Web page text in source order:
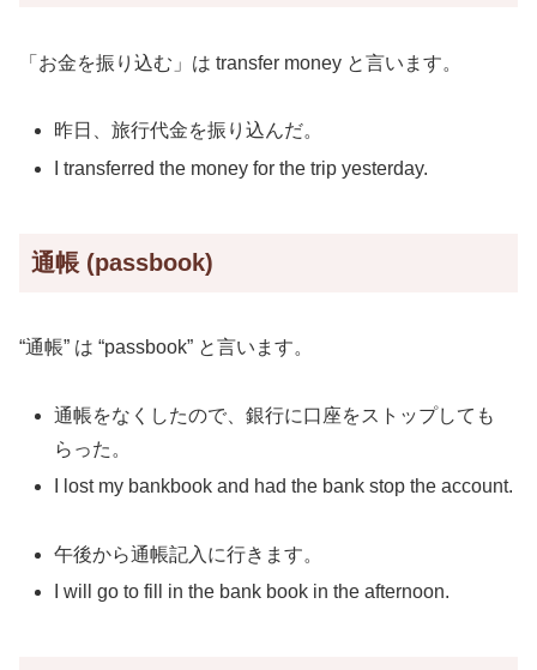
「お金を振り込む」は transfer money と言います。
昨日、旅行代金を振り込んだ。
I transferred the money for the trip yesterday.
通帳 (passbook)
“通帳” は “passbook” と言います。
通帳をなくしたので、銀行に口座をストップしても
らった。
I lost my bankbook and had the bank stop the account.
午後から通帳記入に行きます。
I will go to fill in the bank book in the afternoon.